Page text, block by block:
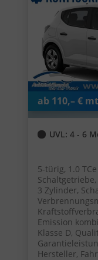
UVL : 4 - 6
ab 110,– €
5-türig, 1.0
Schaltgetriebe,
3 Zylinder,
Emission
Klasse D,
Hersteller,